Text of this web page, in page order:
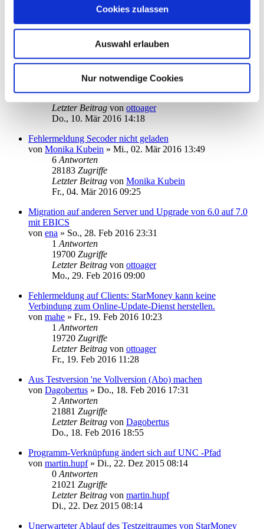
Cookies zulassen
Auswahl erlauben
Nur notwendige Cookies
Antworten
21192Zugriffe
Fr., 11. Mär 2016 13:59
Update von 6 auf 7, Client / Server Version oder nicht
spooner.arthur »Do., 10. Mär 2016 07:49
Letzter Beitrag von ottoager
Do., 10. Mär 2016 14:18
Fehlermeldung Secoder nicht geladen
von Monika Kubein » Mi., 02. Mär 2016 13:49
6 Antworten
28183 Zugriffe
Letzter Beitrag von Monika Kubein
Fr., 04. Mär 2016 09:25
Migration auf anderen Server und Upgrade von 6.0 auf 7.0
mit EBICS
von ena » So., 28. Feb 2016 23:31
1 Antworten
19700 Zugriffe
Letzter Beitrag von ottoager
Mo., 29. Feb 2016 09:00
Fehlermeldung auf Clients: StarMoney kann keine
Verbindung zum Online-Update-Dienst herstellen.
von mahe » Fr., 19. Feb 2016 10:23
1 Antworten
19720 Zugriffe
Letzter Beitrag von ottoager
Fr., 19. Feb 2016 11:28
Aus Testversion 'ne Vollversion (Abo) machen
von Dagobertus » Do., 18. Feb 2016 17:31
2 Antworten
21881 Zugriffe
Letzter Beitrag von Dagobertus
Do., 18. Feb 2016 18:55
Programm-Verknüpfung ändert sich auf UNC -Pfad
von martin.hupf» Di., 22. Dez 2015 08:14
0 Antworten
21021 Zugriffe
Letzter Beitrag von martin.hupf
Di., 22. Dez 2015 08:14
Unerwarteter Ablauf des Testzeitraumes von StarMoney